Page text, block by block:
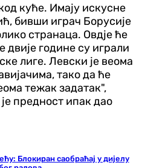
куће. Имају искусне
бивши играч Борусије
странаца. Овдје ће
двије године су играли
лиге. Левски је веома
тако да ће
тежак задатак",
предност ипак дао
Блокиран саобраћај у дијелу